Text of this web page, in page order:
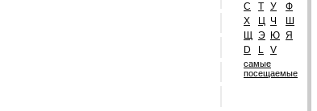
С
Т У
Ф
Х
Ц Ч
Ш
Щ Э Ю Я
D
L V
самые
посещаемые